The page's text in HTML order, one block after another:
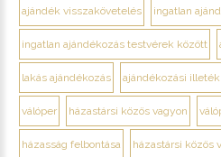
ajándék visszakövetelés ingatlan
ingatlan ajándékozás testvérek között
lakás ajándékozás ajándékozási
válóper házastársi közös vagyon
házasság felbontása házastársi közös